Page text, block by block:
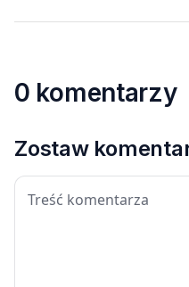
0 komentarzy
Zostaw